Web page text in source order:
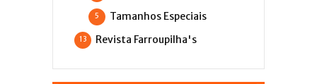
Tamanhos Especiais
5
Revista Farroupilha's
13